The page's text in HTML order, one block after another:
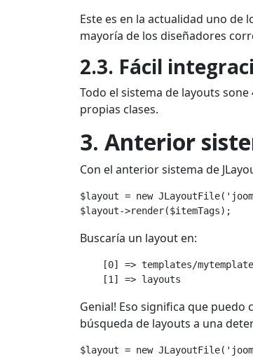
Este es en la actualidad uno de
mayoría de los diseñadores
2.3. Fácil
Todo el sistema de layouts
propias clases.
3. Anterior
Con el anterior sistema de
$layout = new
Buscaría un layout en:
[0] => templates/
    [1] => layouts
Genial! Eso significa que
búsqueda de layouts a una
$layout = new